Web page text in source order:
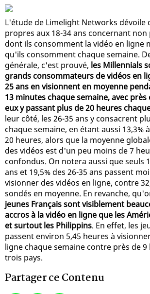
L'étude de Limelight Networks dévoile
propres aux 18-34 ans concernant non
dont ils consomment la vidéo en ligne
qu'ils consomment chaque semaine.
générale, c'est prouvé, les Millennials
grands consommateurs de vidéos en
25 ans en visionnent en moyenne
13 minutes chaque semaine, avec
eux y passant plus de 20 heures
leur côté, les 26-35 ans y consacrent
chaque semaine, en étant aussi 13,3%
20 heures, alors que la moyenne
des vidéos est d'un peu moins de 7
confondus. On notera aussi que seuls
ans et 19,5% des 26-35 ans passent
visionner des vidéos en ligne, contre
sondés en moyenne. En revanche,
jeunes Français sont visiblement
accros à la vidéo en ligne que les
et surtout les Philippins. En effet, les
passent environ 5,45 heures à
ligne chaque semaine contre près de
trois pays.
Partager ce Contenu